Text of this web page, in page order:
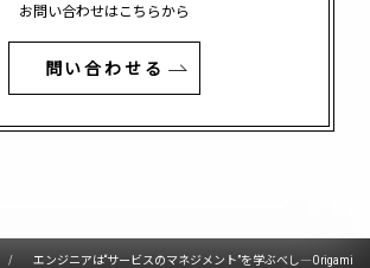
お問い合わせはこちらから
問い合わせる
エンジニアは“サービスのマネジメント”を学ぶべし―Origami